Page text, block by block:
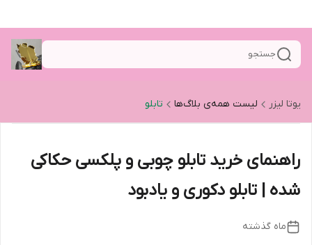
جستجو
یوتا لیزر لیست همه‌ی بلاگ‌ها تابلو
راهنمای خرید تابلو چوبی و پلکسی حکاکی
شده | تابلو دکوری و یادبود
ماه گذشته